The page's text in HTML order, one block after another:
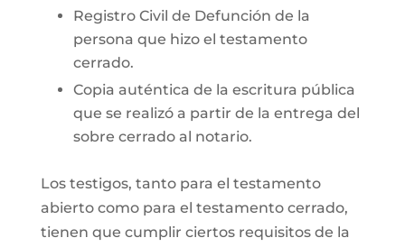
Registro Civil de Defunción de la
persona que hizo el testamento
cerrado.
Copia auténtica de la escritura pública
que se realizó a partir de la entrega del
sobre cerrado al notario.
Los testigos, tanto para el testamento
abierto como para el testamento cerrado,
tienen que cumplir ciertos requisitos de la